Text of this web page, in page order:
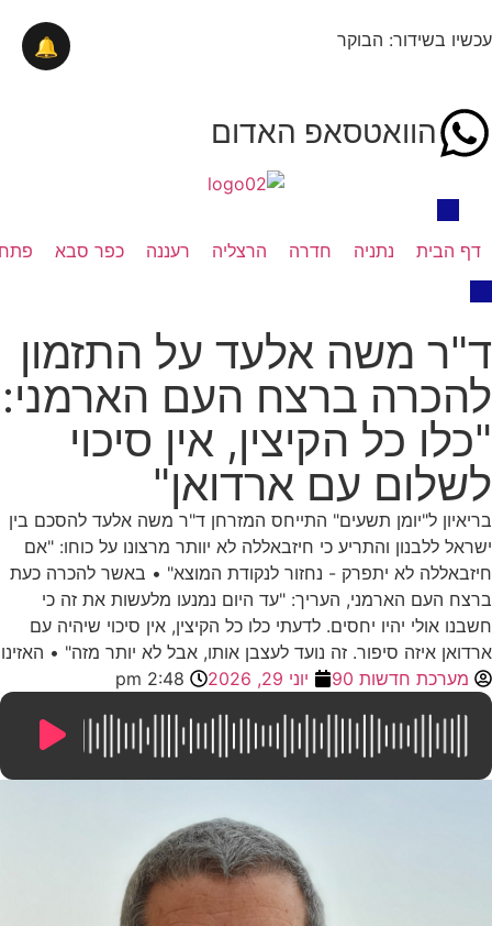
עכשיו בשידור: הבוקר
הוואטסאפ האדום
דף הבית נתניה חדרה הרצליה רעננה כפר סבא
ד"ר משה אלעד על התזמון
להכרה ברצח העם הארמני:
"כלו כל הקיצין, אין סיכוי
לשלום עם ארדואן"
בריאיון ל"יומן תשעים" התייחס המזרחן ד"ר משה אלעד להסכם בין
ישראל ללבנון והתריע כי חיזבאללה לא יוותר מרצונו על כוחו: "אם
חיזבאללה לא יתפרק - נחזור לנקודת המוצא" • באשר להכרה כעת
ברצח העם הארמני, העריך: "עד היום נמנעו מלעשות את זה כי
חשבנו אולי יהיו יחסים. לדעתי כלו כל הקיצין, אין סיכוי שיהיה עם
ארדואן איזה סיפור. זה נועד לעצבן אותו, אבל לא יותר מזה" • האזינו
מערכת חדשות 90
יוני 29, 2026 2:48 pm
🔔